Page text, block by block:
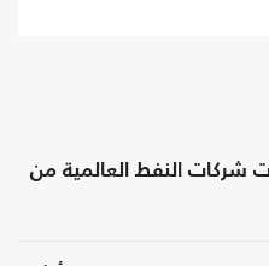
شركات النفط العالمية من